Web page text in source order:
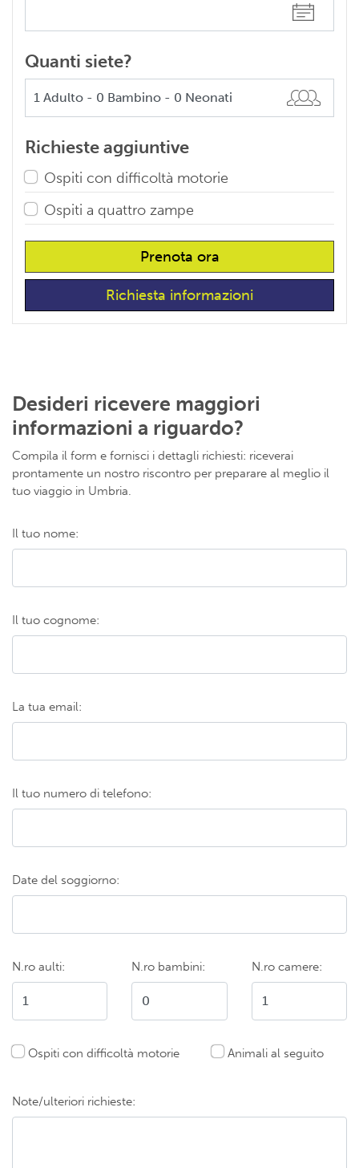
Quanti siete?
Richieste aggiuntive
Ospiti con difficoltà motorie
Ospiti a quattro zampe
Prenota ora
Richiesta informazioni
Desideri ricevere maggiori
informazioni a riguardo?
Compila il form e fornisci i dettagli richiesti: riceverai
prontamente un nostro riscontro per preparare al meglio il
tuo viaggio in Umbria.
Il tuo nome:
Il tuo cognome:
La tua email:
Il tuo numero di telefono:
Date del soggiorno:
N.ro aulti: N.ro bambini: N.ro camere:
Ospiti con difficoltà motorie Animali al seguito
Note/ulteriori richieste: